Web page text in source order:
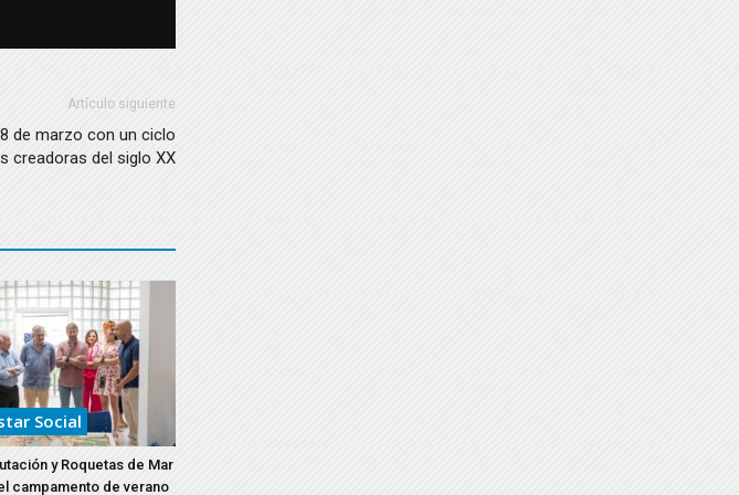
Artículo siguiente
de marzo con un ciclo
creadoras del siglo XX
Social
y Roquetas de Mar
campamento de verano